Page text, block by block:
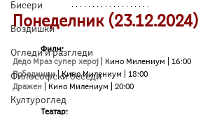
Бисери
Воздишки
Огледи и разгледи
Философски беседи
Културоглед
Понеделник (23.12.2024)
Филм:
Дедо Мраз супер херој
| Кино Милениум | 16:00
Победници | Кино Милениум | 18:00
Дражен
| Кино Милениум | 20:00
Театар: